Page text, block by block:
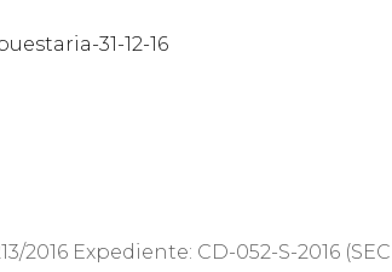
31-12-16
2016 Expediente: CD-052-S-2016